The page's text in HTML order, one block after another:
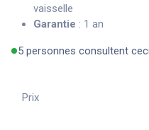
vaisselle
Garantie : 1 an
5 personnes consultent
Prix